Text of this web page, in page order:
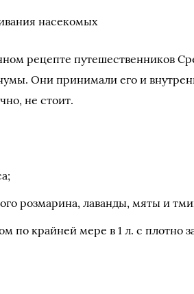
насекомых
рецепте путешественников
Они принимали его и
не стоит.
розмарина, лаванды, мяты и
по крайней мере в 1 л. с плотно